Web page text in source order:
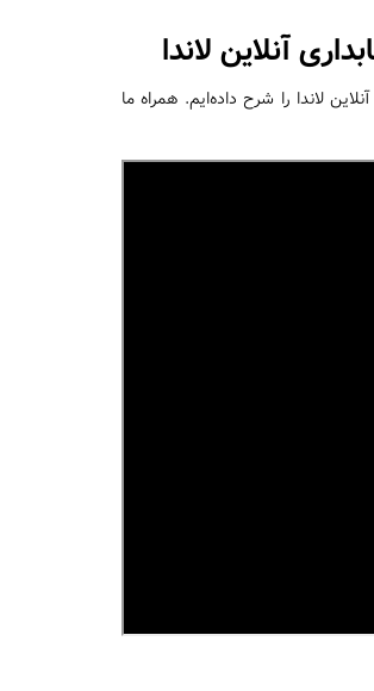
آنلاین لاندا
لاندا را شرح داده‌ایم. همراه ما